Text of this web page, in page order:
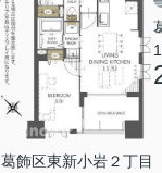
葛飾区東新小岩２丁目